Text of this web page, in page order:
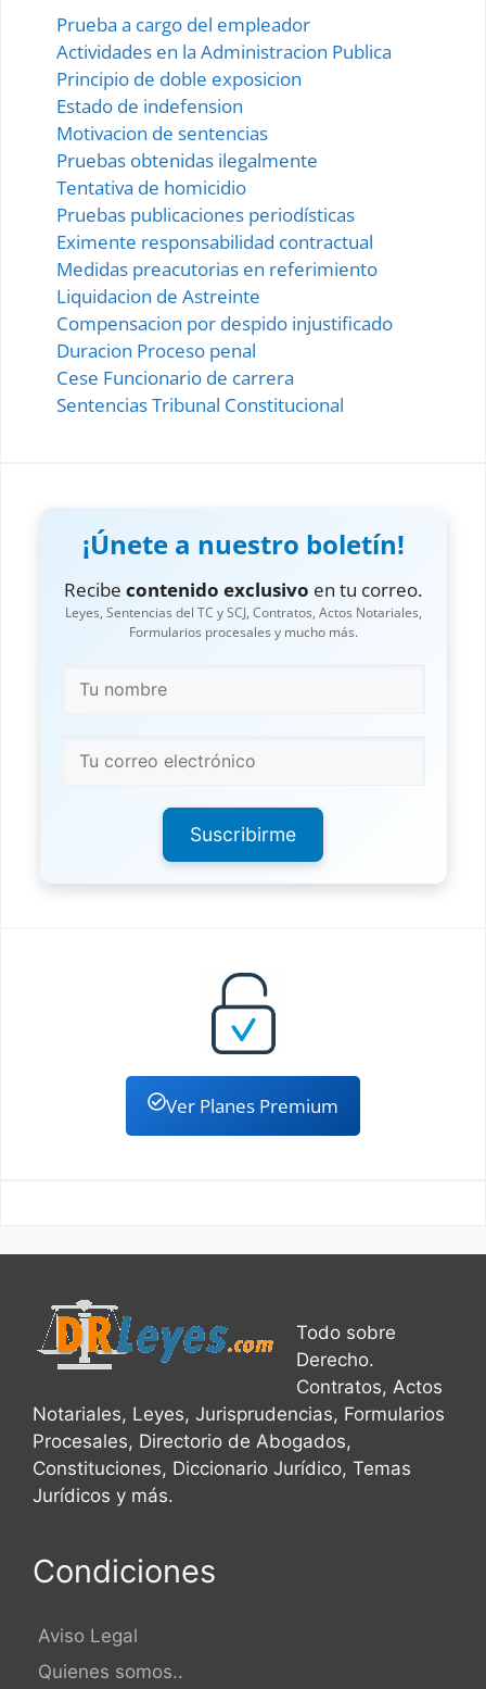
Prueba a cargo del empleador
Actividades en la Administracion Publica
Principio de doble exposicion
Estado de indefension
Motivacion de sentencias
Pruebas obtenidas ilegalmente
Tentativa de homicidio
Pruebas publicaciones periodísticas
Eximente responsabilidad contractual
Medidas preacutorias en referimiento
Liquidacion de Astreinte
Compensacion por despido injustificado
Duracion Proceso penal
Cese Funcionario de carrera
Sentencias Tribunal Constitucional
¡Únete a nuestro boletín!
Recibe contenido exclusivo en tu correo.
Leyes, Sentencias del TC y SCJ, Contratos, Actos Notariales,
Formularios procesales y mucho más.
Suscribirme
Ver Planes Premium
Todo sobre
Derecho.
Contratos, Actos
Notariales, Leyes, Jurisprudencias, Formularios
Procesales, Directorio de Abogados,
Constituciones, Diccionario Jurídico, Temas
Jurídicos y más.
Condiciones
Aviso Legal
Quienes somos..